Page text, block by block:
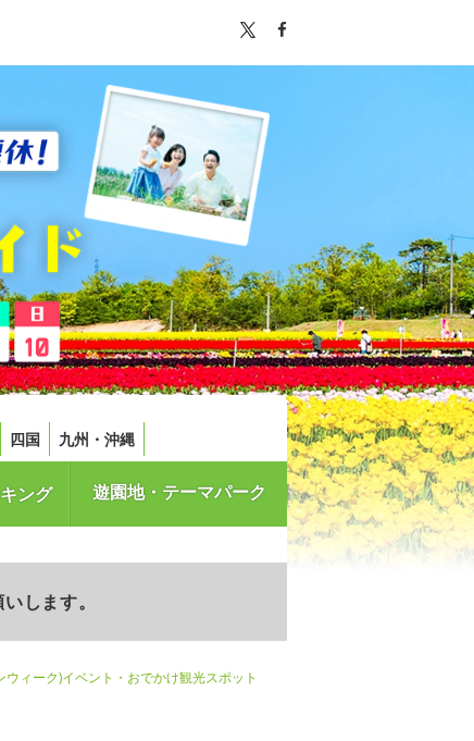
四国 九州・沖縄
ング 遊園地・テーマパーク
します。
ィーク)イベント・おでかけ観光スポット